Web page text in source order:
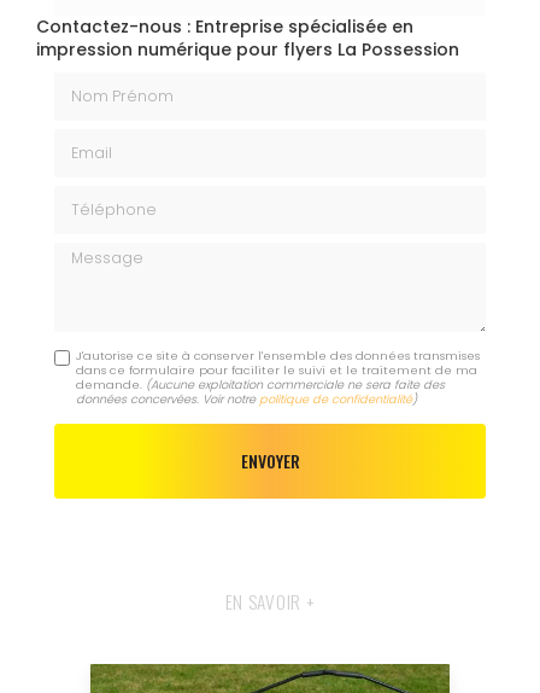
Contactez-nous : Entreprise spécialisée en
impression numérique pour flyers La Possession
Message
J'autorise ce site à conserver l'ensemble des données transmises
dans ce formulaire pour faciliter le suivi et le traitement de ma
demande. (Aucune exploitation commerciale ne sera faite des
données concervées. Voir notre politique de confidentialité)
EN SAVOIR +